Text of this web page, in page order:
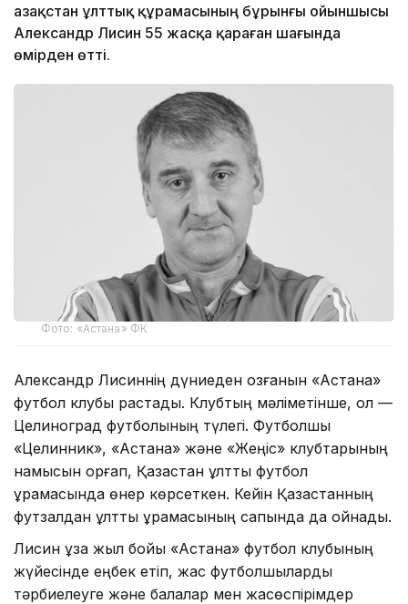
Қазақстан ұлттық құрамасының бұрынғы ойыншысы
Александр Лисин 55 жасқа қараған шағында
өмірден өтті.
Фото: «Астана» ФК
Александр Лисиннің дүниеден озғанын «Астана»
футбол клубы растады. Клубтың мәліметінше, ол —
Целиноград футболының түлегі. Футболшы
«Целинник», «Астана» және «Жеңіс» клубтарының
намысын қорғап, Қазақстан ұлттық футбол
құрамасында өнер көрсеткен. Кейін Қазақстанның
футзалдан ұлттық құрамасының сапында да ойнады.
Лисин ұзақ жыл бойы «Астана» футбол клубының
жүйесінде еңбек етіп, жас футболшыларды
тәрбиелеуге және балалар мен жасөспірімдер